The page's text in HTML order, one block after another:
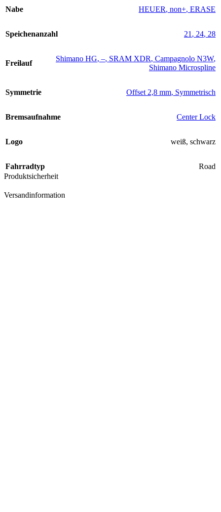
Nabe HEUER, non+, ERASE
Speichenanzahl 21 , 24, 28
Freilauf
Shimano HG, –, SRAM XDR, Campagnolo N3W,
Shimano Microspline
Symmetrie Offset 2,8 mm, Symmetrisch
Bremsaufnahme Center Lock
Logo weiß, schwarz
Fahrradtyp
Road
Produktsicherheit
Versandinformation